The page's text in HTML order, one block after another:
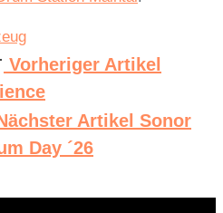
Vorheriger Artikel
Artikel Sonor
Day ´26